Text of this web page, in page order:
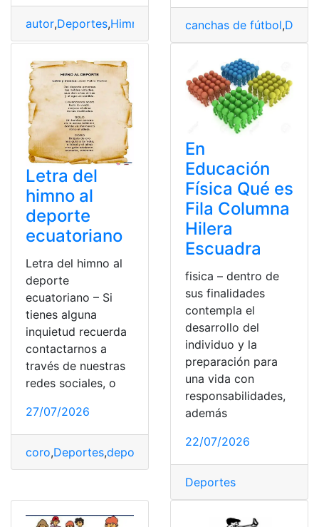
autor,Deportes,Himno Jornada,letra
canchas de fútbol,
Letra del
himno al
deporte
ecuatoriano
Letra del himno al
deporte
ecuatoriano – Si
tienes alguna
inquietud recuerda
contactarnos a
través de nuestras
redes sociales, o
27/07/2026
coro,Deportes,deportistas
En
Educación
Física Qué es
Fila Columna
Hilera
Escuadra
fisica – dentro de
sus finalidades
contempla el
desarrollo del
individuo y la
preparación para
una vida con
responsabilidades,
además
22/07/2026
Deportes